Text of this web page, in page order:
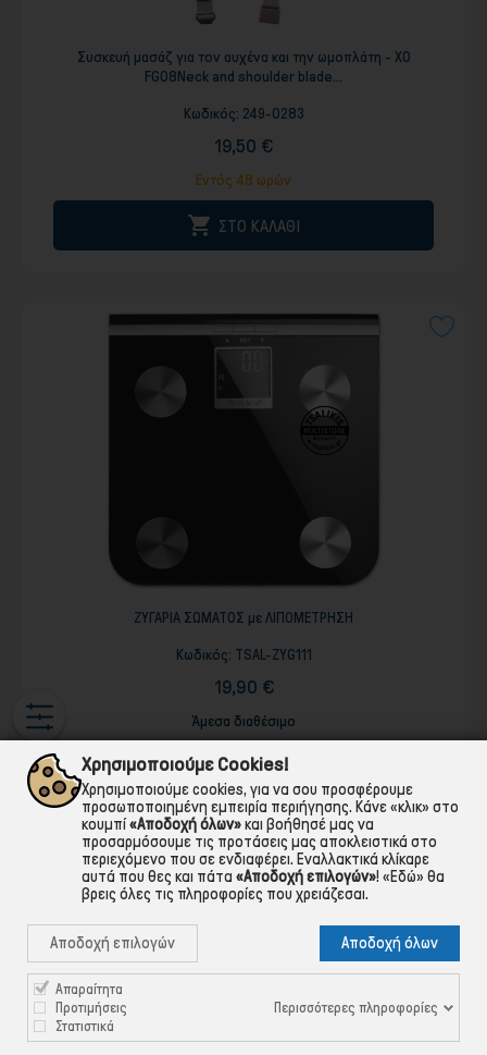
Συσκευή μασάζ για τον αυχένα και την ωμοπλάτη - XO
FG08Neck and shoulder blade...
Κωδικός: 249-0283
19,50 €
Εντός 48 ωρών
 ΣΤΟ ΚΑΛΑΘΙ
ΖΥΓΑΡΙΑ ΣΩΜΑΤΟΣ με ΛΙΠΟΜΕΤΡΗΣΗ
Κωδικός: TSAL-ZYG111
19,90 €
Άμεσα διαθέσιμο
 ΣΤΟ ΚΑΛΑΘΙ
Χρησιμοποιούμε Cookies!
Χρησιμοποιούμε cookies, για να σου προσφέρουμε
προσωποποιημένη εμπειρία περιήγησης. Κάνε «κλικ» στο
κουμπί«Αποδοχή όλων»και βοήθησέ μας να
προσαρμόσουμε τις προτάσεις μας αποκλειστικά στο
περιεχόμενο που σε ενδιαφέρει. Εναλλακτικά κλίκαρε
αυτά που θες και πάτα «Αποδοχή επιλογών»! «Εδώ» θα
βρεις όλες τις πληροφορίες που χρειάζεσαι.
Αποδοχή επιλογών Αποδοχή όλων
Απαραίτητα
Προτιμήσεις
Στατιστικά
Περισσότερες πληροφορίες